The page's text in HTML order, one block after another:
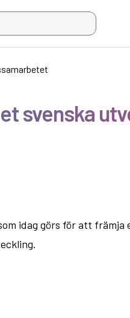
under sökfältet när mer än
svenska
idag görs för att främja